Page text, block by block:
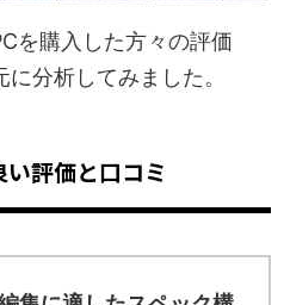
を購入した方々の評価
分析してみました。
評価と口コミ